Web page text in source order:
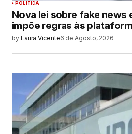
POLITICA
Nova lei sobre fake news
impõe regras às
by Laura Vicente6 de Agosto, 2026